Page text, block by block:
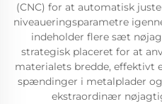
(CNC) for at automatisk
niveaueringsparametre
indeholder flere sæt
strategisk placeret for at
materialets bredde, effektivt
spændinger i metalplader
ekstraordinær